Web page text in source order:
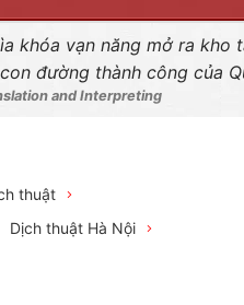
khóa vạn năng mở ra kho
đường thành công của
and Interpreting
thuật
Dịch thuật Hà Nội